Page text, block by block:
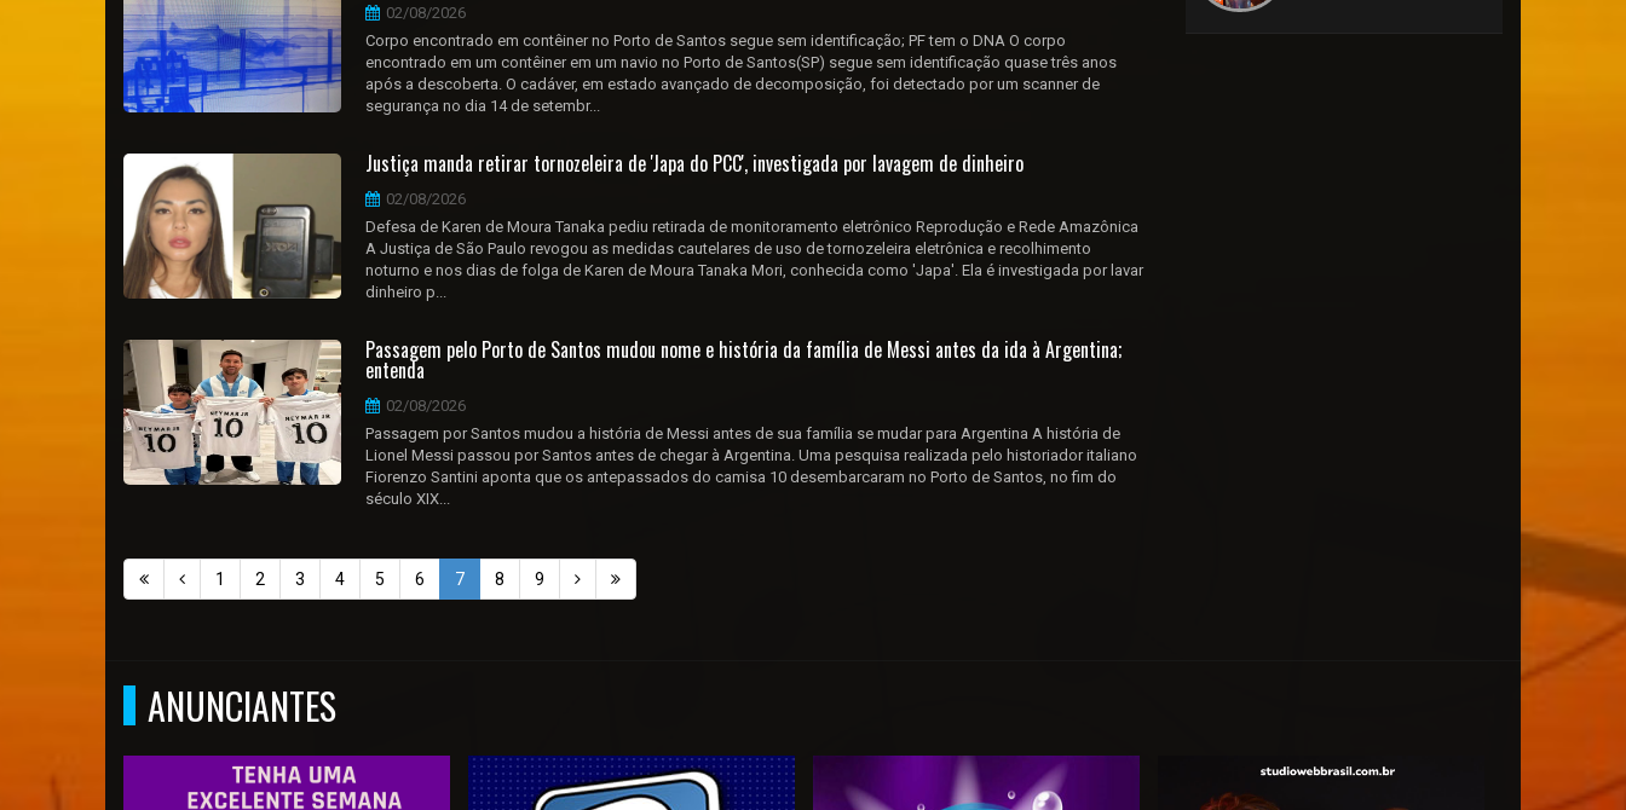
02/08/2026
Corpo encontrado em contêiner no Porto de Santos segue sem identificação; PF tem o DNA O corpo
encontrado em um contêiner em um navio no Porto de Santos(SP) segue sem identificação quase três anos
após a descoberta. O cadáver, em estado avançado de decomposição, foi detectado por um scanner de
segurança no dia 14 de setembr...
Justiça manda retirar tornozeleira de 'Japa do PCC', investigada por lavagem de dinheiro
02/08/2026
Defesa de Karen de Moura Tanaka pediu retirada de monitoramento eletrônico Reprodução e Rede Amazônica
A Justiça de São Paulo revogou as medidas cautelares de uso de tornozeleira eletrônica e recolhimento
noturno e nos dias de folga de Karen de Moura Tanaka Mori, conhecida como 'Japa'. Ela é investigada por lavar
dinheiro p...
Passagem pelo Porto de Santos mudou nome e história da família de Messi antes da ida à Argentina;
entenda
02/08/2026
Passagem por Santos mudou a história de Messi antes de sua família se mudar para Argentina A história de
Lionel Messi passou por Santos antes de chegar à Argentina. Uma pesquisa realizada pelo historiador italiano
Fiorenzo Santini aponta que os antepassados do camisa 10 desembarcaram no Porto de Santos, no fim do
século XIX...
1 2 3 4 5 6 7 8 9
ANUNCIANTES